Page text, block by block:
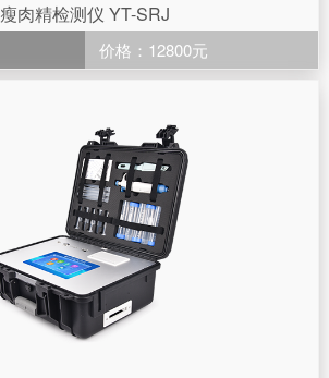
瘦肉精检测仪 YT-SRJ
价格：12800元